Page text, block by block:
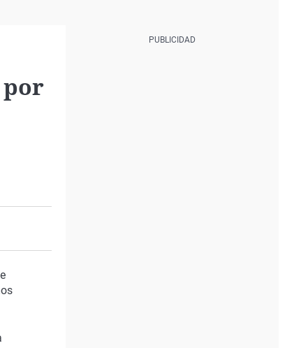
por